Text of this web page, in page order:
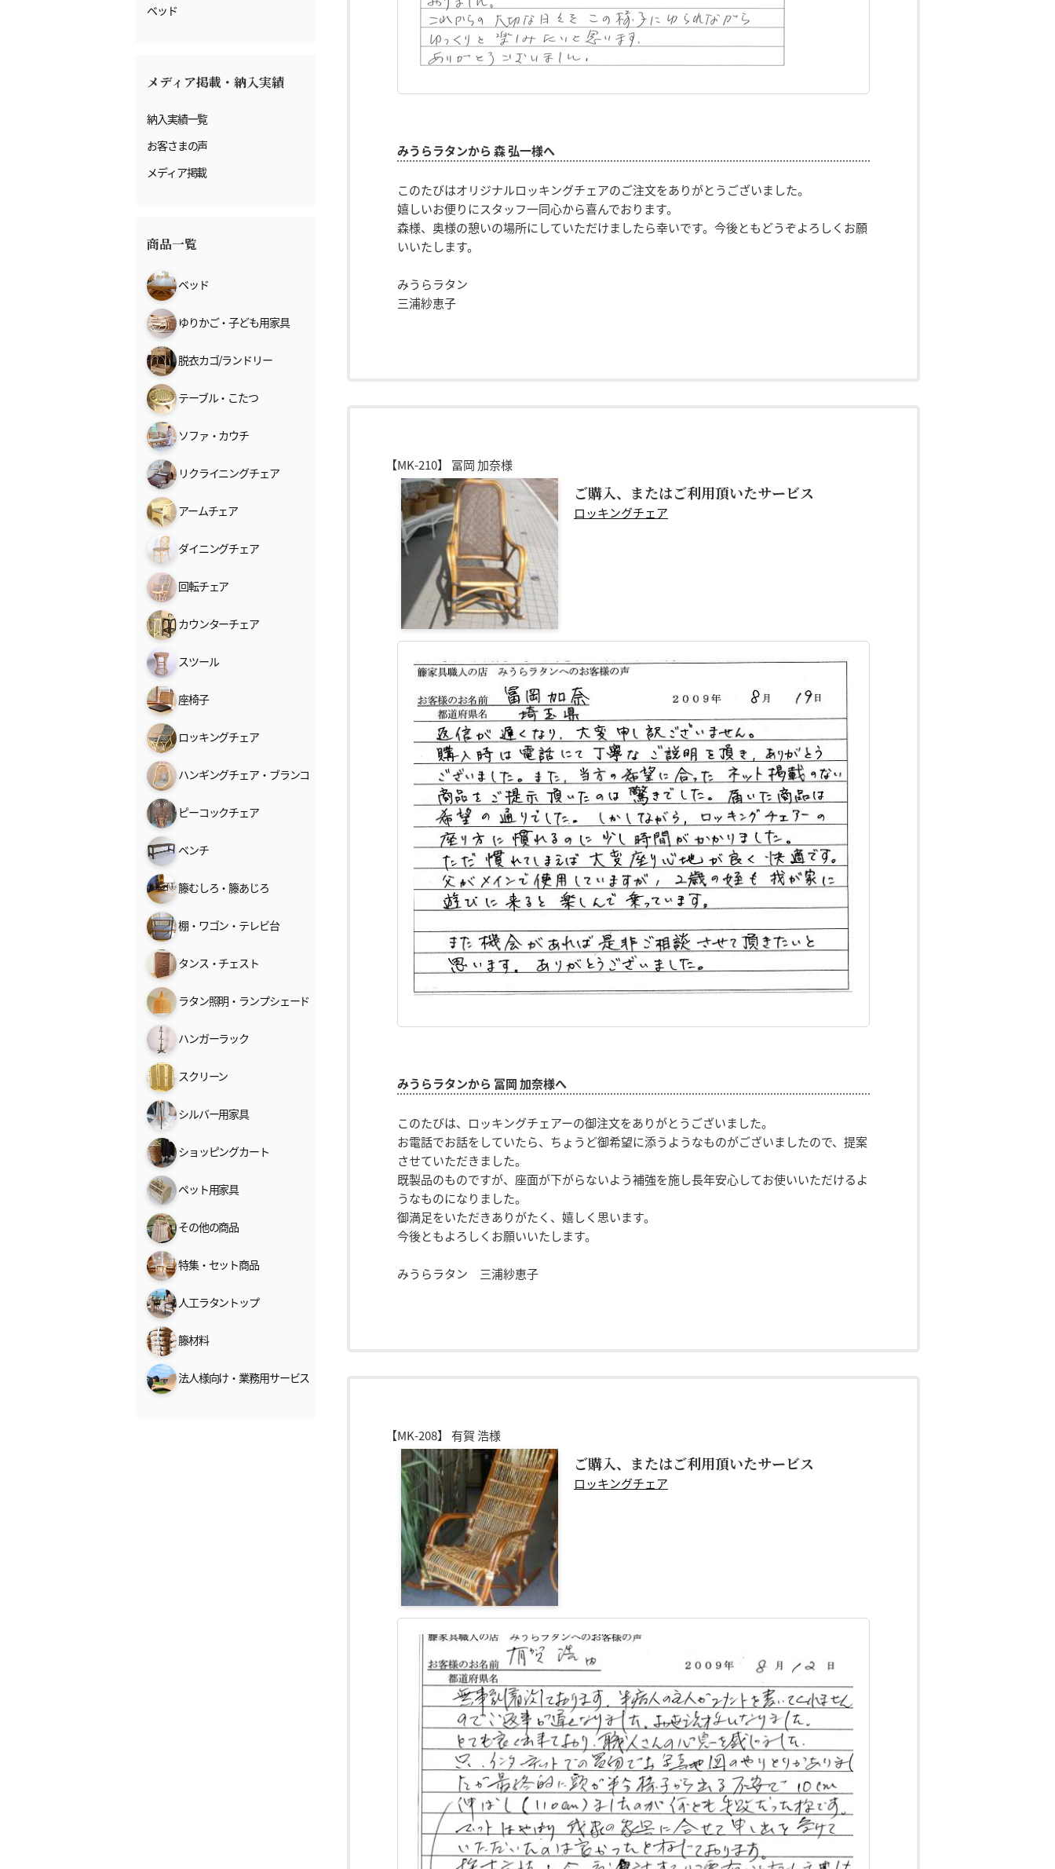
ベッド
メディア掲載・納入実績
納入実績一覧
お客さまの声
メディア掲載
商品一覧
ベッド
ゆりかご・子ども用家具
脱衣カゴ/ランドリー
テーブル・こたつ
ソファ・カウチ
リクライニングチェア
アームチェア
ダイニングチェア
回転チェア
カウンターチェア
スツール
座椅子
ロッキングチェア
ハンギングチェア・ブランコ
ピーコックチェア
ベンチ
籐むしろ・籐あじろ
棚・ワゴン・テレビ台
タンス・チェスト
ラタン照明・ランプシェード
ハンガーラック
スクリーン
シルバー用家具
ショッピングカート
ペット用家具
その他の商品
特集・セット商品
人工ラタントップ
籐材料
法人様向け・業務用サービス
みうらラタンから 森 弘一様へ
このたびはオリジナルロッキングチェアのご注文をありがとうございました。
嬉しいお便りにスタッフ一同心から喜んでおります。
森様、奥様の憩いの場所にしていただけましたら幸いです。今後ともどうぞよろしくお願
いいたします。
みうらラタン
三浦紗恵子
【MK-210】 冨岡 加奈様
ご購入、またはご利用頂いたサービス
ロッキングチェア
みうらラタンから 冨岡 加奈様へ
このたびは、ロッキングチェアーの御注文をありがとうございました。
お電話でお話をしていたら、ちょうど御希望に添うようなものがございましたので、提案
させていただきました。
既製品のものですが、座面が下がらないよう補強を施し長年安心してお使いいただけるよ
うなものになりました。
御満足をいただきありがたく、嬉しく思います。
今後ともよろしくお願いいたします。
みうらラタン 三浦紗恵子
【MK-208】 有賀 浩様
ご購入、またはご利用頂いたサービス
ロッキングチェア